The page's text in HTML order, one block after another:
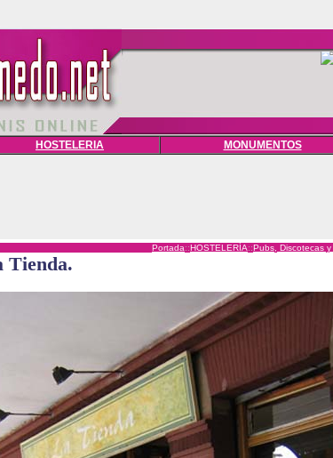
HOSTELERIA MONUMENTOS
Portada::HOSTELERÍA::Pubs, Discotecas y
Tienda.